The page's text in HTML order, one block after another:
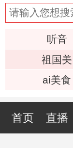
听音
祖国美
ai美食
首页 直播